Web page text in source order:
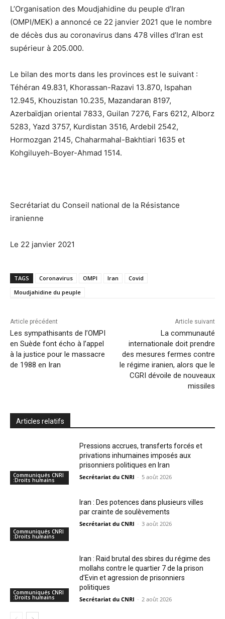
L’Organisation des Moudjahidine du peuple d’Iran
(OMPI/MEK) a annoncé ce 22 janvier 2021 que le nombre
de décès dus au coronavirus dans 478 villes d’Iran est
supérieur à 205.000.
Le bilan des morts dans les provinces est le suivant :
Téhéran 49.831, Khorassan-Razavi 13.870, Ispahan
12.945, Khouzistan 10.235, Mazandaran 8197,
Azerbaïdjan oriental 7833, Guilan 7276, Fars 6212, Alborz
5283, Yazd 3757, Kurdistan 3516, Ardebil 2542,
Hormozgan 2145, Chaharmahal-Bakhtiari 1635 et
Kohgiluyeh-Boyer-Ahmad 1514.
Secrétariat du Conseil national de la Résistance
iranienne
Le 22 janvier 2021
TAGS Coronavirus OMPI Iran
Covid
Moudjahidine du peuple
Article précédent
Les sympathisants de l’OMPI
en Suède font écho à l’appel
à la justice pour le massacre
de 1988 en Iran
Article suivant
La communauté
internationale doit prendre
des mesures fermes contre
le régime iranien, alors que le
CGRI dévoile de nouveaux
missiles
Articles relatifs
Communiqués CNRI
:Droits humains
Pressions accrues, transferts forcés et
privations inhumaines imposés aux
prisonniers politiques en Iran
Secrétariat du CNRI - 5 août 2026
Communiqués CNRI
:Droits humains
Iran : Des potences dans plusieurs villes
par crainte de soulèvements
Secrétariat du CNRI - 3 août 2026
Communiqués CNRI
:Droits humains
Iran : Raid brutal des sbires du régime des
mollahs contre le quartier 7 de la prison
d’Evin et agression de prisonniers
politiques
Secrétariat du CNRI - 2 août 2026